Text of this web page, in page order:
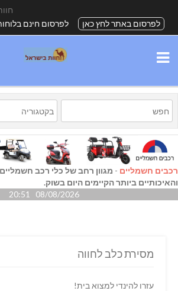
לפרסום באתר לחץ כאן
לפרסום חינם
רכבים חשמליים - מגוון רחב של כלי רכב
והאיכותיים ביותר הקיימים היום בשוק.
08/08/2026 20:51
מסירת כלב לחווה
עזרו להינדי למצוא בית!